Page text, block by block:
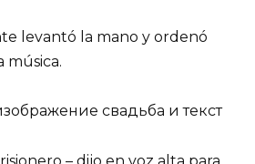
levantó la mano y ordenó
música.
– dijo en voz alta para